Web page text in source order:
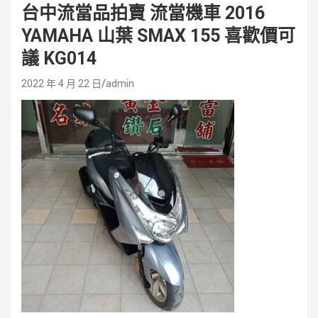
台中流當品拍賣 流當機車 2016
YAMAHA 山葉 SMAX 155 喜歡價可
議 KG014
2022 年 4 月 22 日 admin